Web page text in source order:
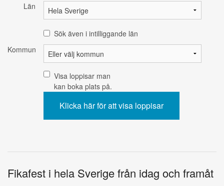
Län
Sök även i intilliggande län
Kommun
Visa loppisar man
kan boka plats på.
Fikafest i hela Sverige från idag och framåt